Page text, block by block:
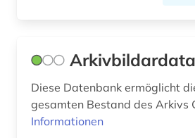
hattfjelldal (1)
haus (1)
Diese Datenbank ermöglicht
gesamten
Informationen